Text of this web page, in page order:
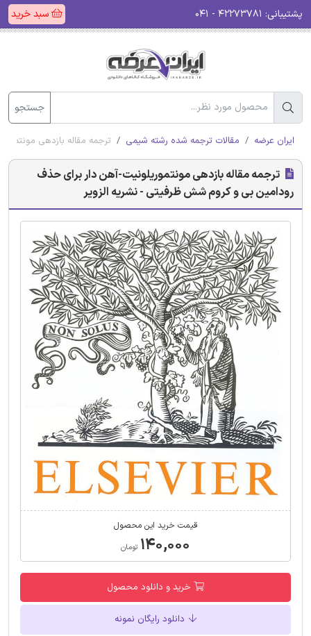
پشتیبانی: سبد خرید
جستجو
ایران عرضه مقالات ترجمه شده رشته شیمی ترجمه مقاله بازدهی
ترجمه مقاله بازدهی مونتموریلونیت-آهن دار برای حذف
رودامین بی و کروم شش ظرفیتی - نشریه الزویر
قیمت خرید این محصول
۱۴۰,۰۰۰ تومان
خرید و دانلود محصول
دانلود رایگان نمونه